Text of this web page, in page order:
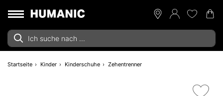
Startseite Kinder Kinderschuhe Zehentrenner